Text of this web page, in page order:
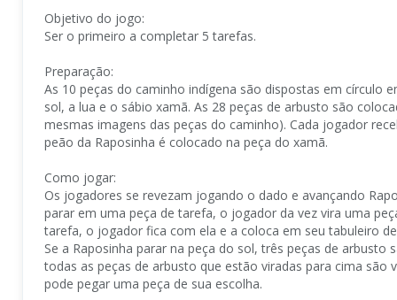
Objetivo do jogo:
Ser o primeiro a completar 5 tarefas.
Preparação:
As 10 peças do caminho indígena são dispostas em círculo
sol, a lua e o sábio xamã. As 28 peças de arbusto são
mesmas imagens das peças do caminho). Cada jogador
peão da Raposinha é colocado na peça do xamã.
Como jogar:
Os jogadores se revezam jogando o dado e avançando
parar em uma peça de tarefa, o jogador da vez vira uma
tarefa, o jogador fica com ela e a coloca em seu tabuleiro
Se a Raposinha parar na peça do sol, três peças de
todas as peças de arbusto que estão viradas para cima
pode pegar uma peça de sua escolha.